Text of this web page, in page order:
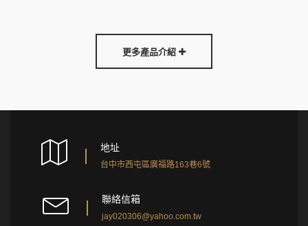
更多產品介紹
地址
台中市西屯區廣福路163巷6號
聯絡信箱
jay020306@yahoo.com.tw